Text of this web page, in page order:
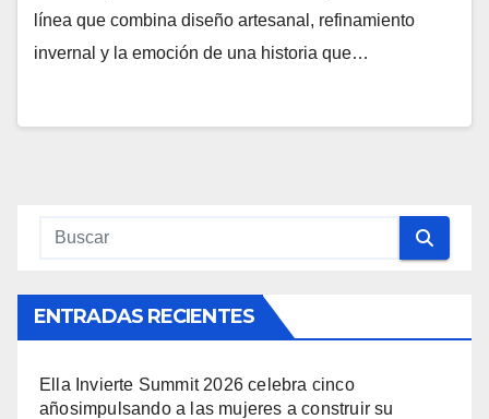
línea que combina diseño artesanal, refinamiento
invernal y la emoción de una historia que…
ENTRADAS RECIENTES
Ella Invierte Summit 2026 celebra cinco
añosimpulsando a las mujeres a construir su